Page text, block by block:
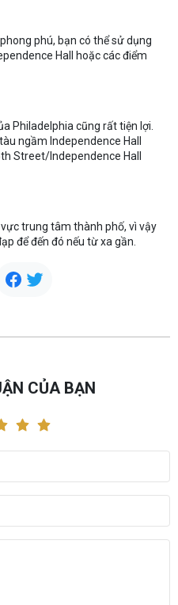
phú, bạn có thể sử dụng
Hall hoặc các điểm
Philadelphia cũng rất tiện lợi.
ngầm Independence Hall
Street/Independence Hall
trung tâm thành phố, vì vậy
để đến đó nếu từ xa gần.
CỦA BẠN